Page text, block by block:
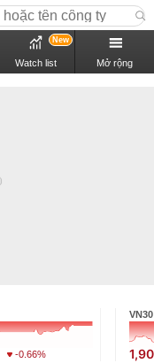
Watch list
New
Mở rộng
-0.66%
VN30